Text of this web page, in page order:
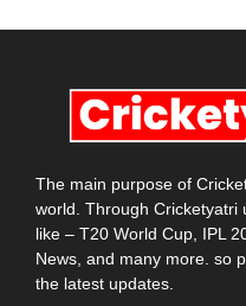
The main purpose of
world. Through Cricketyatri
like – T20 World Cup, IPL
News, and many more. so
the latest updates.